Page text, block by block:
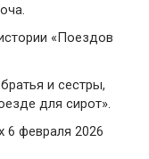
«Поездов
и сестры,
для сирот».
6 февраля 2026